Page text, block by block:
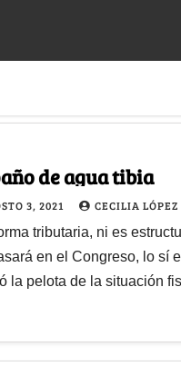
de agua tibia
3, 2021 CECILIA LÓPEZ
tributaria, ni es
en el Congreso, lo sí
la pelota de la situación